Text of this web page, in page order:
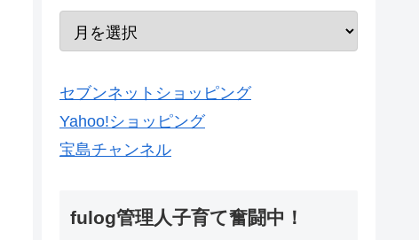
セブンネットショッピング
Yahoo!ショッピング
宝島チャンネル
fulog管理人子育て奮闘中！